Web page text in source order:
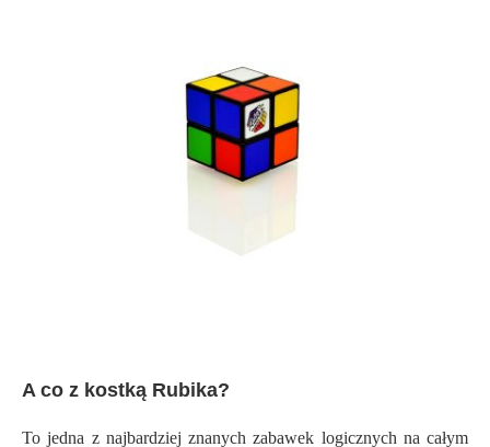
A co z kostką Rubika?
To jedna z najbardziej znanych zabawek logicznych na całym